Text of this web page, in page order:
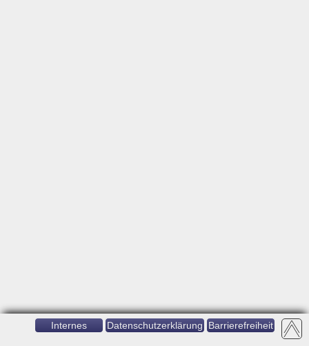
Internes Datenschutzerklärung Barrierefreiheit